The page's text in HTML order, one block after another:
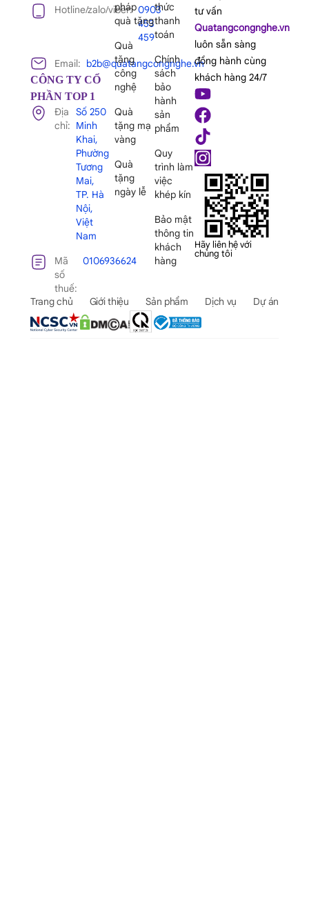
Hotline/zalo/viber: 0903
453
459
Email: b2b@quatangcongnghe.vn
CÔNG TY CỔ
PHẦN TOP 1
Địa
chỉ:
Số 250
Minh
Khai,
Phường
Tương
Mai,
TP. Hà
Nội,
Việt
Nam
Mã
số
thuế:
0106936624
pháp
quà tặng
Quà
tặng
công
nghệ
Quà
tặng mạ
vàng
Quà
tặng
ngày lễ
thức
thanh
toán
Chính
sách
bảo
hành
sản
phẩm
Quy
trình làm
việc
khép kín
Bảo mật
thông tin
khách
hàng
tư vấn
Quatangcongnghe.vn
luôn sẵn sàng
đồng hành cùng
khách hàng 24/7
Hãy liên hệ với
chúng tôi
Trang chủ Giới thiệu Sản phẩm Dịch vụ Dự án